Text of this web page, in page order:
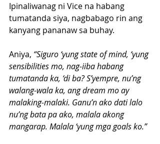
Ipinaliwanag ni Vice na habang
tumatanda siya, nagbabago rin ang
kanyang pananaw sa buhay.
Aniya, “Siguro ‘yung state of mind, ‘yung
sensibilities mo, nag-iiba habang
tumatanda ka, ‘di ba? S’yempre, nu’ng
walang-wala ka, ang dream mo ay
malaking-malaki. Ganu’n ako dati lalo
nu’ng bata pa ako, malala akong
mangarap. Malala ‘yung mga goals ko.”